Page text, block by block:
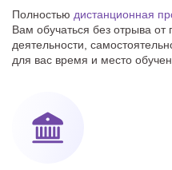
Полностью дистанционная
Вам обучаться без отрыва
деятельности,
для вас время и место